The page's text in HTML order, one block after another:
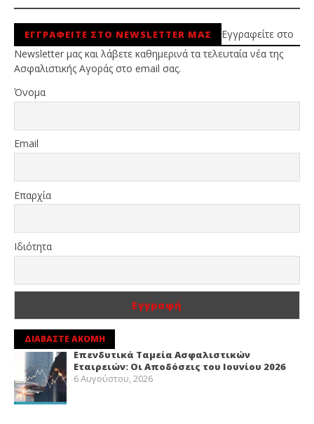
ΕΓΓΡΑΦΕΙΤΕ ΣΤΟ NEWSLETTER ΜΑΣ
Εγγραφείτε στο
Newsletter μας και λάβετε καθημερινά τα τελευταία νέα της
Ασφαλιστικής Αγοράς στο email σας.
Όνομα
Email
Επαρχία
Ιδιότητα
ΔΙΑΒΑΣΤΕ ΑΚΟΜΗ
Επενδυτικά Ταμεία Ασφαλιστικών
Εταιρειών: Οι Αποδόσεις του Ιουνίου 2026
6 Αυγούστου, 2026